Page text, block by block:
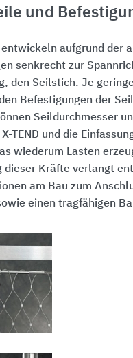
und
entwickeln aufgrund der
senkrecht zur
den Seilstich. Je
Befestigungen der
Seildurchmesser
TEND und die
wiederum Lasten
dieser Kräfte verlangt
am Bau zum
einen tragfähigen